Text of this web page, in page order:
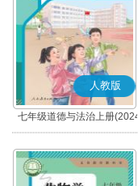
人教版
七年级道德与法治上册(2024
秋版)(部编版)